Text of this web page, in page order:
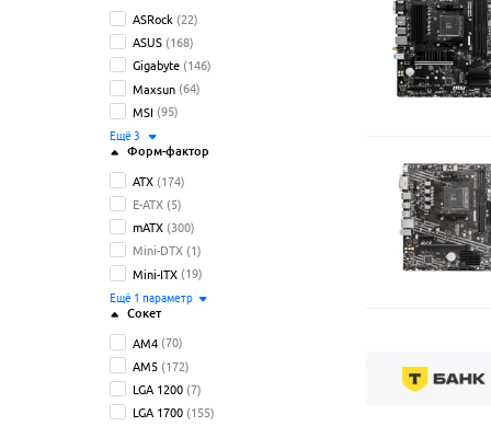
ASRock (22)
ASUS (168)
Gigabyte (146)
Maxsun (64)
MSI (95)
Ещё 3
Форм-фактор
ATX (174)
E-ATX (5)
mATX (300)
Mini-DTX (1)
Mini-ITX (19)
Ещё 1 параметр
Сокет
AM4 (70)
AM5 (172)
LGA 1200 (7)
LGA 1700 (155)